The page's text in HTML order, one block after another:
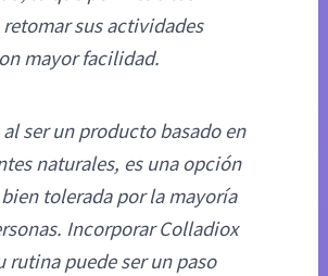
sus actividades
mayor facilidad.
ser un producto basado en
naturales, es una opción
tolerada por la mayoría
Incorporar Colladiox
rutina puede ser un paso